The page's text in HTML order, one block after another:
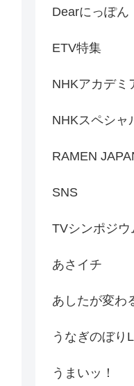
Dearにっぽん
ETV特集
NHKアカデミ
NHKスペシャ
RAMEN
SNS
TVシンポジウ
あさイチ
あしたが変わ
うなぎのぼり
うまいッ！